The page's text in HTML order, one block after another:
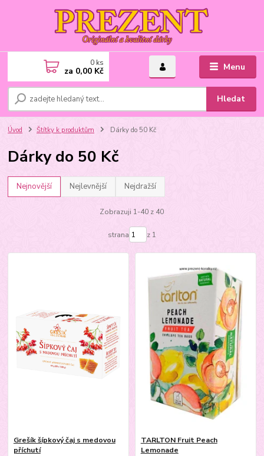
Menu
Hledat
0 ks
za 0,00 Kč
Úvod Štítky k produktům Dárky do 50 Kč
Dárky do 50 Kč
Nejnovější Nejlevnější Nejdražší
Zobrazuji 1-40 z 40
strana z 1
Grešík šípkový čaj s medovou
příchutí
TARLTON Fruit Peach
Lemonade